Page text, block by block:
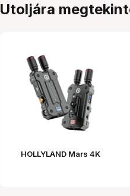
Utoljára
HOLLYLAND Mars 4K